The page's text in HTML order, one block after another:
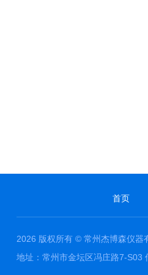
首页
2026 版权所有 © 常州杰博森仪器
地址：常州市金坛区冯庄路7-